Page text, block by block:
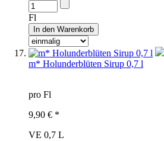
Fl
m* Holunderblüten Sirup 0,7 l
pro Fl
9,90 € *
VE 0,7 L